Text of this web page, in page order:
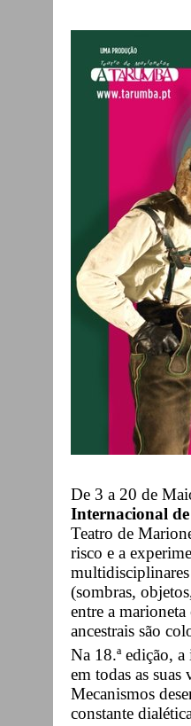
De 3 a 20 de
Internacional
Teatro de
risco e a
multidisciplinares
(sombras,
entre a
ancestrais são
Na 18.ª edição,
em todas as
Mecanismos
constante